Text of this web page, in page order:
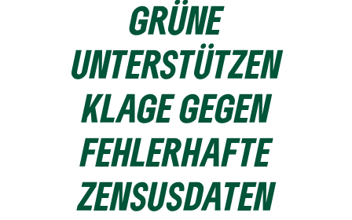
GRÜNE
UNTERSTÜTZEN
KLAGE GEGEN
FEHLERHAFTE
ZENSUSDATEN